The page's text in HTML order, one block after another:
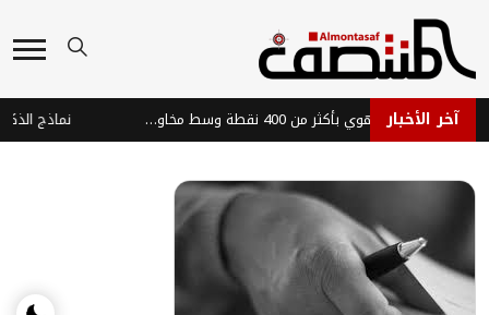
آخر الأخبار مؤشر داو جونز يهوي بأكثر من 400 نقطة وسط مخاوف المستثمرين